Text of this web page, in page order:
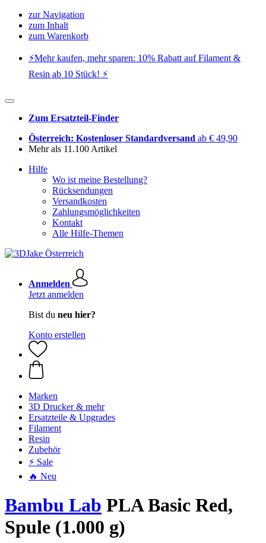
zur Navigation
zum Inhalt
zum Warenkorb
⚡️Mehr kaufen, mehr sparen: 10% Rabatt auf Filament &
Resin ab 10 Stück! ⚡️
Zum Ersatzteil-Finder
Österreich: Kostenloser Standardversand ab € 49,90
Mehr als 11.100 Artikel
Hilfe
Wo ist meine Bestellung?
Rücksendungen
Versandkosten
Zahlungsmöglichkeiten
Kontakt
Alle Hilfe-Themen
Anmelden
Jetzt anmelden
Bist du neu hier?
Konto erstellen
Marken
3D Drucker & mehr
Ersatzteile & Upgrades
Filament
Resin
Zubehör
⚡ Sale
🔥 Neu
Bambu Lab PLA Basic Red,
Spule (1.000 g)